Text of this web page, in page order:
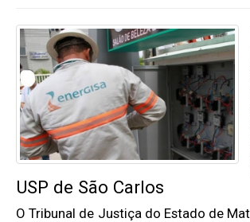
USP de São Carlos
O Tribunal de Justiça do Estado de